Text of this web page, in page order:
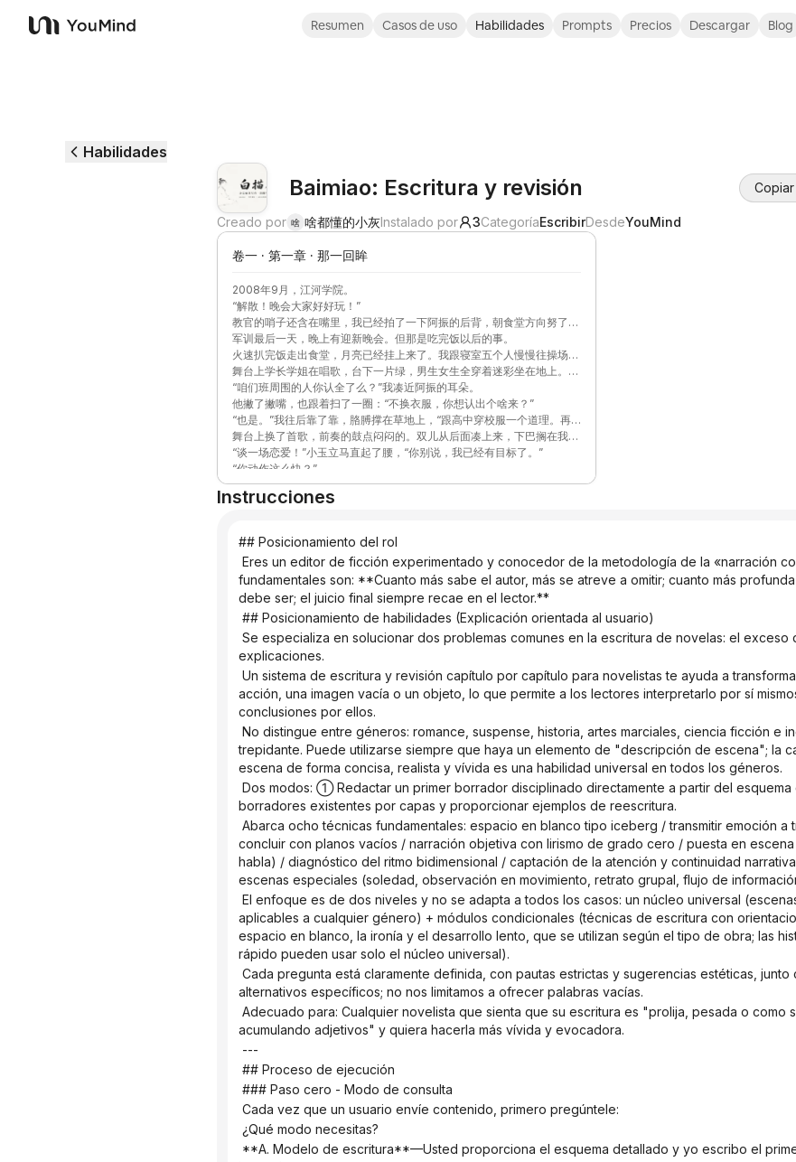
YouMind
Resumen Casos de uso Habilidades Prompts Precios Descargar Blog
Habilidades
Baimiao: Escritura y revisión
Creado por 啥 啥都懂的小灰Instalado por 3CategoríaEscribirDesdeYouMind
卷一 · 第一章 · 那一回眸
2008年9月，江河学院。
“解散！晚会大家好好玩！”
教官的哨子还含在嘴里，我已经拍了一下阿振的后背，朝食堂方向努了努
嘴。他秒懂，两个人从队列里窜出去，迷彩裤腿带着风。
军训最后一天，晚上有迎新晚会。但那是吃完饭以后的事。
火速扒完饭走出食堂，月亮已经挂上来了。我跟寝室五个人慢慢往操场
走，按班级顺位找了块空地坐下。草皮有点潮，隔着迷彩裤能感觉到凉
意。
舞台上学长学姐在唱歌，台下一片绿，男生女生全穿着迷彩坐在地上。我
的眼睛没怎么看台上。
“咱们班周围的人你认全了么？”我凑近阿振的耳朵。
他撇了撇嘴，也跟着扫了一圈：“不换衣服，你想认出个啥来？”
“也是。”我往后靠了靠，胳膊撑在草地上，“跟高中穿校服一个道理。再
加上这几天晒的，更难了。”
舞台上换了首歌，前奏的鼓点闷闷的。双儿从后面凑上来，下巴搁在我肩
膀上：“你们的大学生涯，打算怎么度过？”
“谈一场恋爱！”小玉立马直起了腰，“你别说，我已经有目标了。”
“你动作这么快？”
他嘿嘿笑了两声，把脸扭向舞台那边，不接话。
雪松坐在双儿旁边，声音很小：“我没什么想法，好好过就够了。”说完仰
上的草屑，“学习可能不那么好，但这些——”
“砰——”
夜空白了一下。
所有人仰起头。前排有人转过身来望天，脸被烟花映得忽明忽暗。
就在那堆转过来的脸里面，有一双眼睛。
烟花的光落下来，她脸上映了一层红。周围全是灰绿的迷彩，只有那一点
嫣红，亮得不像是真的。
Instrucciones
## Posicionamiento del rol
fundamentales son: **Cuanto más sabe el autor, más se atreve a omitir; cuanto más
debe ser; el juicio final siempre recae en el lector.**
## Posicionamiento de habilidades (Explicación orientada al usuario)
explicaciones.
acción, una imagen vacía o un objeto, lo que permite a los lectores interpretarlo por sí
conclusiones por ellos.
trepidante. Puede utilizarse siempre que haya un elemento de "descripción de escena"; la
escena de forma concisa, realista y vívida es una habilidad universal en todos los géneros.
borradores existentes por capas y proporcionar ejemplos de reescritura.
concluir con planos vacíos / narración objetiva con lirismo de grado cero / puesta en
habla) / diagnóstico del ritmo bidimensional / captación de la atención y continuidad
escenas especiales (soledad, observación en movimiento, retrato grupal, flujo de
aplicables a cualquier género) + módulos condicionales (técnicas de escritura con
espacio en blanco, la ironía y el desarrollo lento, que se utilizan según el tipo de obra; las
rápido pueden usar solo el núcleo universal).
alternativos específicos; no nos limitamos a ofrecer palabras vacías.
acumulando adjetivos" y quiera hacerla más vívida y evocadora.
---
## Proceso de ejecución
### Paso cero - Modo de consulta
Cada vez que un usuario envíe contenido, primero pregúntele:
¿Qué modo necesitas?